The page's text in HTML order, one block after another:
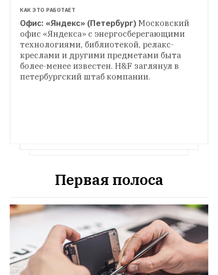
КАК ЭТО РАБОТАЕТ
Офис: «Яндекс» (Петербург) Московский
офис «Яндекса» с энергосберегающими
технологиями, библиотекой, релакс-
креслами и другими предметами быта
более-менее известен. H&F заглянул в
петербургский штаб компании.
Первая полоса